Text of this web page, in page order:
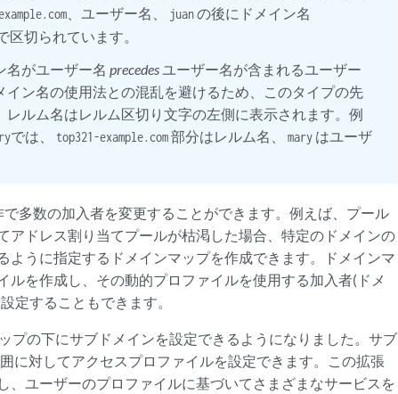
、ユーザー名、 juanの後にドメイン名
区切られています。
名がユーザー名 precedes ユーザー名が含まれるユーザー
ン名の使用法との混乱を避けるため、このタイプの先
ルム名はレルム区切り文字の左側に表示されます。例
では、 top321-example.com部分はレルム名、 mary はユーザ
多数の加入者を変更することができます。例えば、プール
アドレス割り当てプールが枯渇した場合、特定のドメインの
ように指定するドメインマップを作成できます。ドメインマ
ルを作成し、その動的プロファイルを使用する加入者(ドメ
定することもできます。
プの下にサブドメインを設定できるようになりました。サブ
に対してアクセスプロファイルを設定できます。この拡張
、ユーザーのプロファイルに基づいてさまざまなサービスを